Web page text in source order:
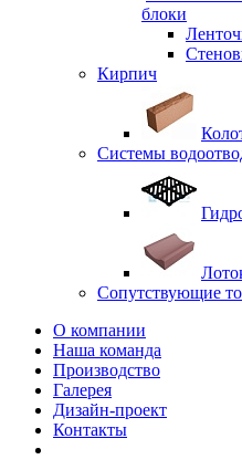
блоки
Кирпич
Системы
Сопутствующие
О компании
Наша команда
Производство
Галерея
Дизайн-проект
Контакты